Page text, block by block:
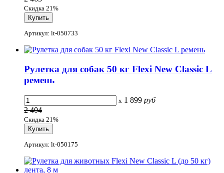
Скидка 21%
Артикул: lt-050733
Рулетка для собак 50 кг Flexi New Classic L
ремень
x 1 899 руб
2 404
Скидка 21%
Артикул: lt-050175